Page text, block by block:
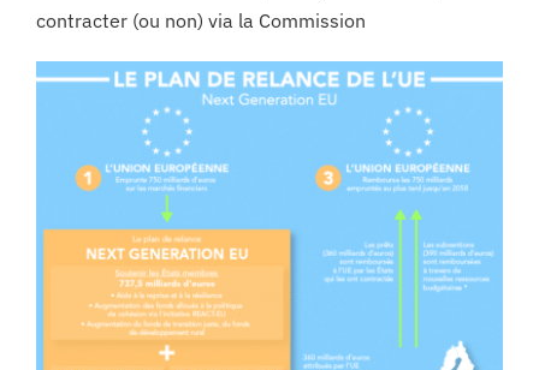
contracter (ou non) via la Commission